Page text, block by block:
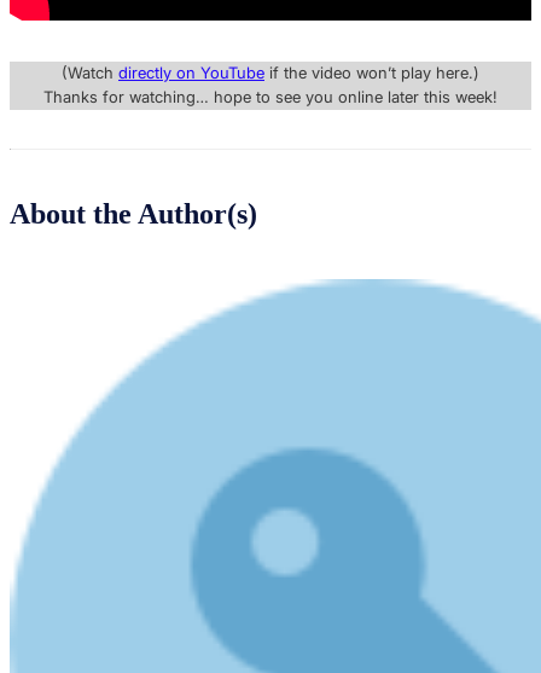
(Watch directly on YouTube if the video won’t play here.)
Thanks for watching… hope to see you online later this week!
About the Author(s)